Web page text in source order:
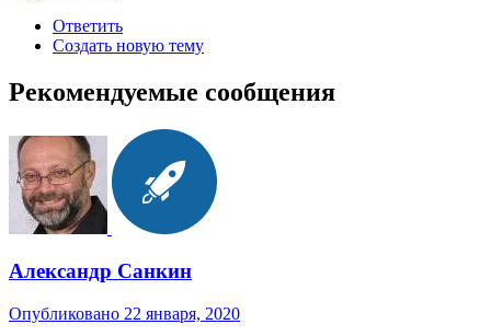
Ответить
Создать новую тему
Рекомендуемые сообщения
Александр Санкин
Опубликовано 22 января, 2020